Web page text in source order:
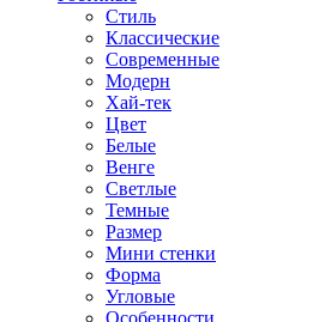
Стиль
Классические
Современные
Модерн
Хай-тек
Цвет
Белые
Венге
Светлые
Темные
Размер
Мини стенки
Форма
Угловые
Особенности